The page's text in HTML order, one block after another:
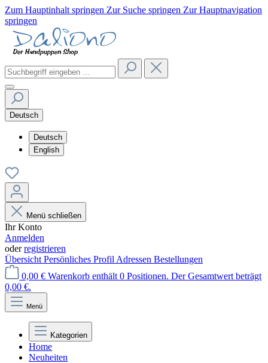
Zum Hauptinhalt springen Zur Suche springen Zur Hauptnavigation
springen
Deutsch
Deutsch
English
Menü schließen
Ihr Konto
Anmelden
oderregistrieren
Übersicht Persönliches Profil Adressen Bestellungen
0,00 € Warenkorb enthält 0 Positionen. Der Gesamtwert beträgt
0,00 €.
Menü
Kategorien
Home
Neuheiten